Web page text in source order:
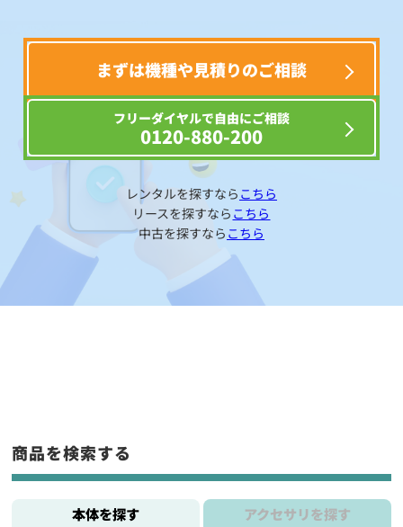
まずは機種や見積りのご相談
フリーダイヤルで自由にご相談
0120-880-200
レンタルを探すなら こちら
リースを探すなら こちら
中古を探すなら こちら
商品を検索する
本体を探す アクセサリを探す